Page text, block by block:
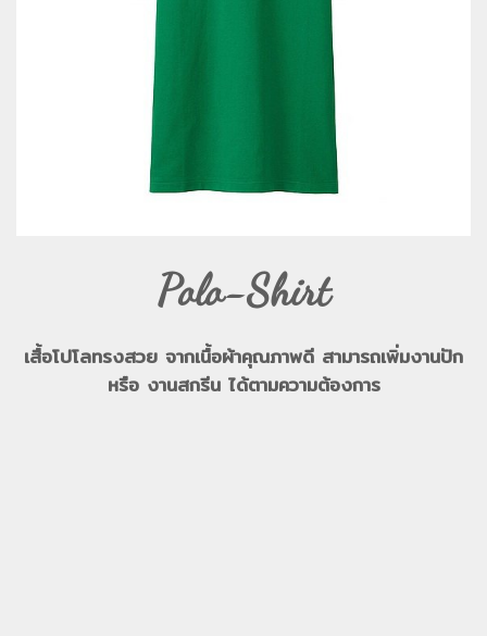
Polo-Shirt
เสื้อโปโลทรงสวย จากเนื้อผ้าคุณภาพดี สามารถเพิ่มงานปัก
หรือ งานสกรีน ได้ตามความต้องการ